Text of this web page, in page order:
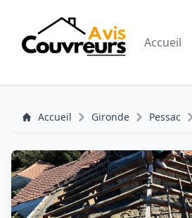
Accueil
Accueil Gironde Pessac